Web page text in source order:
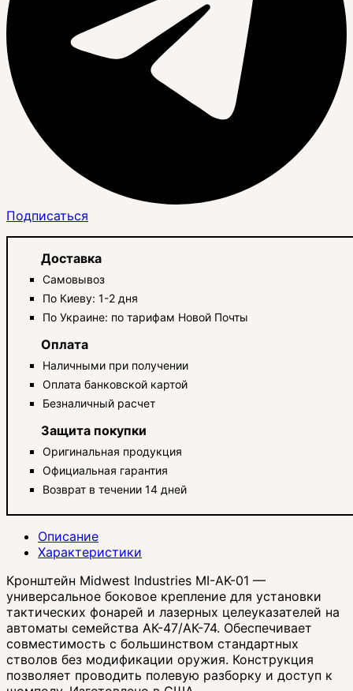
Подписаться
Доставка
Самовывоз
По Киеву: 1-2 дня
По Украине: по тарифам Новой Почты
Оплата
Наличными при получении
Оплата банковской картой
Безналичный расчет
Защита покупки
Оригинальная продукция
Официальная гарантия
Возврат в течении 14 дней
Описание
Характеристики
Кронштейн Midwest Industries MI-AK-01 —
универсальное боковое крепление для установки
тактических фонарей и лазерных целеуказателей на
автоматы семейства АК-47/АК-74. Обеспечивает
совместимость с большинством стандартных
стволов без модификации оружия. Конструкция
позволяет проводить полевую разборку и доступ к